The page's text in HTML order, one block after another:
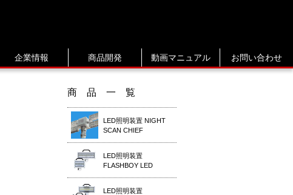
企業情報 商品開発 動画マニュアル お問い合わせ
商品一覧
LED照明装置 NIGHT
SCAN CHIEF
LED照明装置
FLASHBOY LED
LED照明装置